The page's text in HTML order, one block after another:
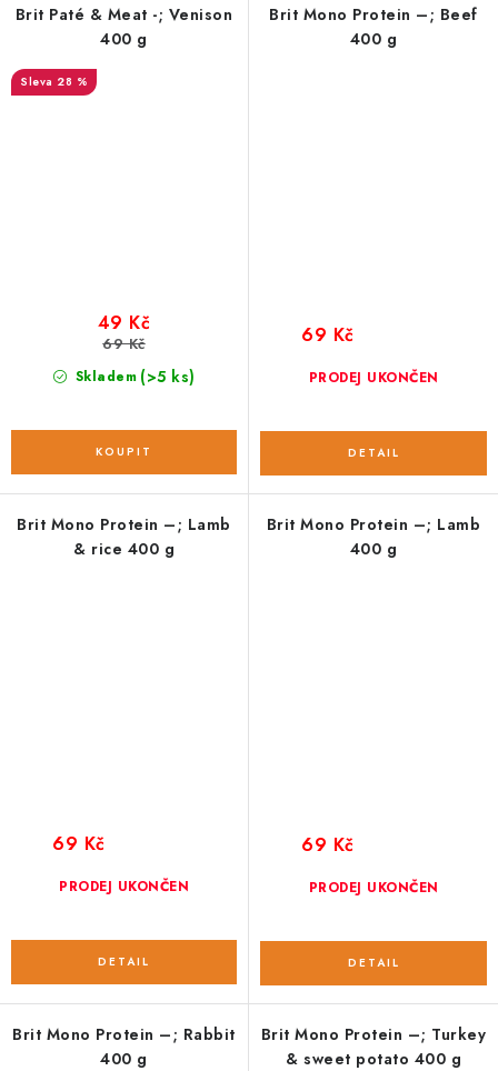
Brit Paté & Meat -; Venison
400 g
28 %
Skladem (>5 ks)
49 Kč
69 Kč
Brit Mono Protein –; Beef
400 g
PRODEJ UKONČEN
69 Kč
Brit Mono Protein –; Lamb
& rice 400 g
PRODEJ UKONČEN
69 Kč
Brit Mono Protein –; Lamb
400 g
PRODEJ UKONČEN
69 Kč
Brit Mono Protein –; Rabbit
400 g
Brit Mono Protein –; Turkey
& sweet potato 400 g